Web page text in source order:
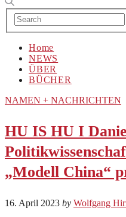
Home
NEWS
ÜBER
BÜCHER
NAMEN + NACHRICHTEN
HU IS HU I
„Modell China“
16. April 2023 by Wolfgang